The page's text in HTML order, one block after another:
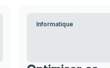
Informatique